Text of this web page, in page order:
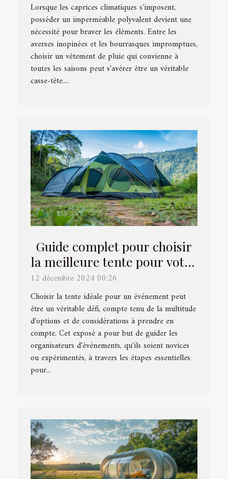
Lorsque les caprices climatiques s'imposent,
posséder un imperméable polyvalent devient une
nécessité pour braver les éléments. Entre les
averses inopinées et les bourrasques impromptues,
choisir un vêtement de pluie qui convienne à
toutes les saisons peut s'avérer être un véritable
casse-tête....
Guide complet pour choisir
la meilleure tente pour votre
prochain événement
12 décembre 2024 00:26
Choisir la tente idéale pour un événement peut
être un véritable défi, compte tenu de la multitude
d'options et de considérations à prendre en
compte. Cet exposé a pour but de guider les
organisateurs d'événements, qu'ils soient novices
ou expérimentés, à travers les étapes essentielles
pour...